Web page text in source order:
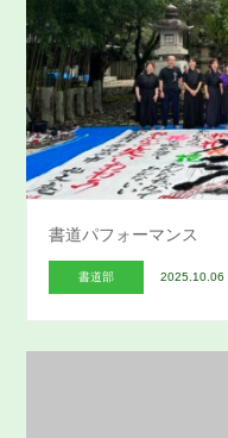
書道パフォーマンス
書道部 2025.10.06